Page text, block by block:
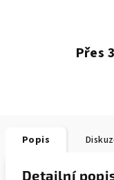
Přes
Popis
Detailní